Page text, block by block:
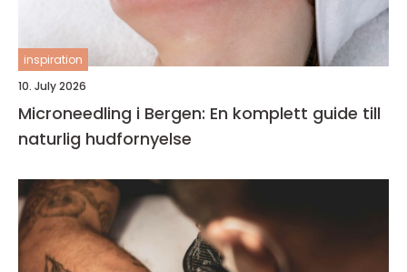
inspiration
10. July 2026
Microneedling i Bergen: En komplett guide till
naturlig hudfornyelse